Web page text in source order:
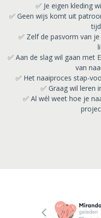
✅ Je eigen kleding
✅ Geen wijs komt uit
✅ Zelf de pasvorm van
✅ Aan de slag wil gaan met
van
✅ Het naaiproces stap-
✅ Graag wil leren
✅ Al wél weet hoe je